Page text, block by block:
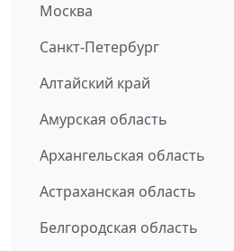
Москва
Санкт-Петербург
Алтайский край
Амурская область
Архангельская область
Астраханская область
Белгородская область